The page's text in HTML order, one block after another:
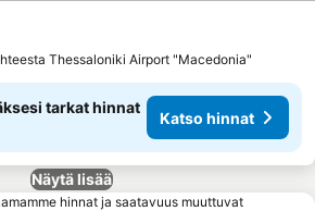
Thessaloniki Airport "Macedonia"
tarkat hinnat
Katso hinnat
Näytä lisää
hinnat ja saatavuus muuttuvat